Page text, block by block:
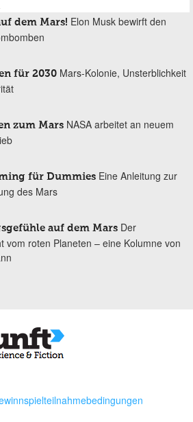
dem Mars! Elon Musk bewirft den
für 2030 Mars-Kolonie, Unsterblichkeit
zum Mars NASA arbeitet an neuem
für Dummies Eine Anleitung zur
des Mars
auf dem Mars Der
vom roten Planeten – eine Kolumne von